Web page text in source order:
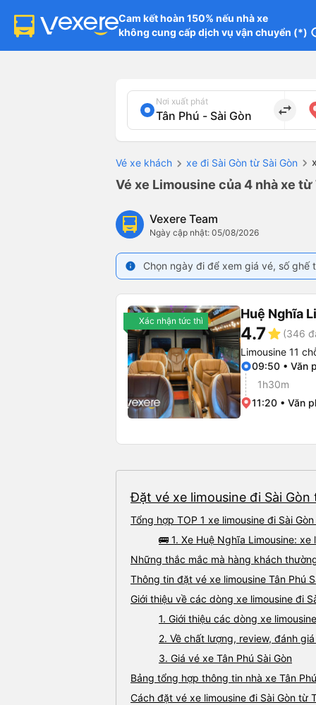
Cam kết hoàn 150% nếu nhà xe
không cung cấp dịch vụ vận chuyển (*)
Nơi xuất phát
import_export
Vé xe khách xe đi Sài Gòn từ Sài Gòn
Vé xe Limousine của 4 nhà xe từ
Vexere Team
Ngày cập nhật: 05/08/2026
info Chọn ngày đi để xem giá vé, số
Xác nhận tức thì Huệ Nghĩa
4.7star (346
Limousine 11
09:50 • Văn
1h30m
11:20 • Văn
Đặt vé xe limousine đi Sài
Tổng hợp TOP 1 xe limousine đi Sài
🚌 1. Xe Huệ Nghĩa Limousine:
Những thắc mắc mà hàng khách
Thông tin đặt vé xe limousine Tân Phú
Giới thiệu về các dòng xe limousine đi
1. Giới thiệu các dòng xe
2. Về chất lượng, review, đánh
3. Giá vé xe Tân Phú Sài Gòn
Bảng tổng hợp thông tin nhà xe Tân
Cách đặt vé xe limousine đi Sài Gòn từ